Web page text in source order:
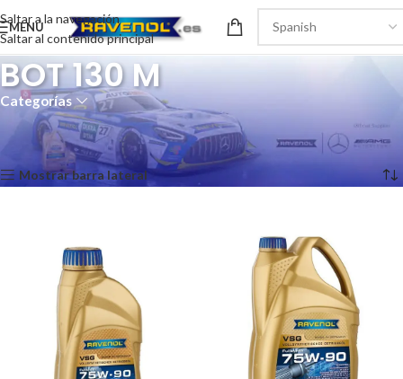
Saltar a la navegación
Saltar al contenido principal
MENÚ
BOT 130 M
Categorías
Recomendaciones del producto/ BOT 130 M
Mostrando los 2 resultados
Mostrar barra lateral